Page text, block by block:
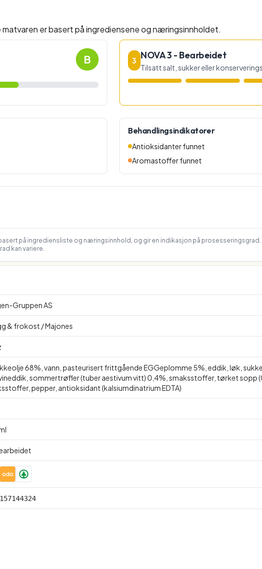
matvaren er basert på ingrediensene og næringsinnholdet.
B 3 NOVA 3 - Bearbeidet
Tilsatt salt, sukker eller
Behandlingsindikatorer
Antioksidanter funnet
Aromastoffer funnet
på ingrediensliste og næringsinnhold, og gir en indikasjon på
kan variere.
Gruppen AS
& frokost / Majones
68%, vann, pasteurisert frittgående EGGeplomme 5%, eddik, løk,
sommertrøfler (tuber aestivum vitt) 0,4%, smaksstoffer, tørket sopp
pepper, antioksidant (kalsiumdinatrium EDTA)